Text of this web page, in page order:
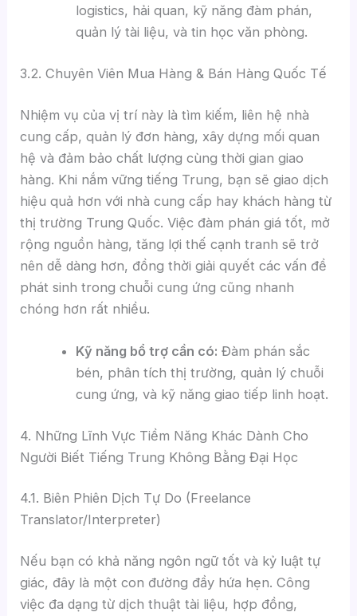
logistics, hải quan, kỹ năng đàm phán,
quản lý tài liệu, và tin học văn phòng.
3.2. Chuyên Viên Mua Hàng & Bán Hàng Quốc Tế
Nhiệm vụ của vị trí này là tìm kiếm, liên hệ nhà
cung cấp, quản lý đơn hàng, xây dựng mối quan
hệ và đảm bảo chất lượng cùng thời gian giao
hàng. Khi nắm vững tiếng Trung, bạn sẽ giao dịch
hiệu quả hơn với nhà cung cấp hay khách hàng từ
thị trường Trung Quốc. Việc đàm phán giá tốt, mở
rộng nguồn hàng, tăng lợi thế cạnh tranh sẽ trở
nên dễ dàng hơn, đồng thời giải quyết các vấn đề
phát sinh trong chuỗi cung ứng cũng nhanh
chóng hơn rất nhiều.
Kỹ năng bổ trợ cần có: Đàm phán sắc
bén, phân tích thị trường, quản lý chuỗi
cung ứng, và kỹ năng giao tiếp linh hoạt.
4. Những Lĩnh Vực Tiềm Năng Khác Dành Cho
Người Biết Tiếng Trung Không Bằng Đại Học
4.1. Biên Phiên Dịch Tự Do (Freelance
Translator/Interpreter)
Nếu bạn có khả năng ngôn ngữ tốt và kỷ luật tự
giác, đây là một con đường đầy hứa hẹn. Công
việc đa dạng từ dịch thuật tài liệu, hợp đồng,